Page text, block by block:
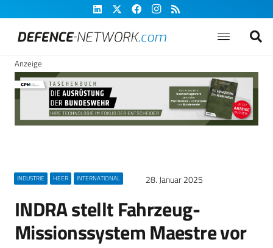
Anzeige
INDUSTRIE HEER INTERNATIONAL 28. Januar 2025
INDRA stellt Fahrzeug-
Missionssystem Maestre vor